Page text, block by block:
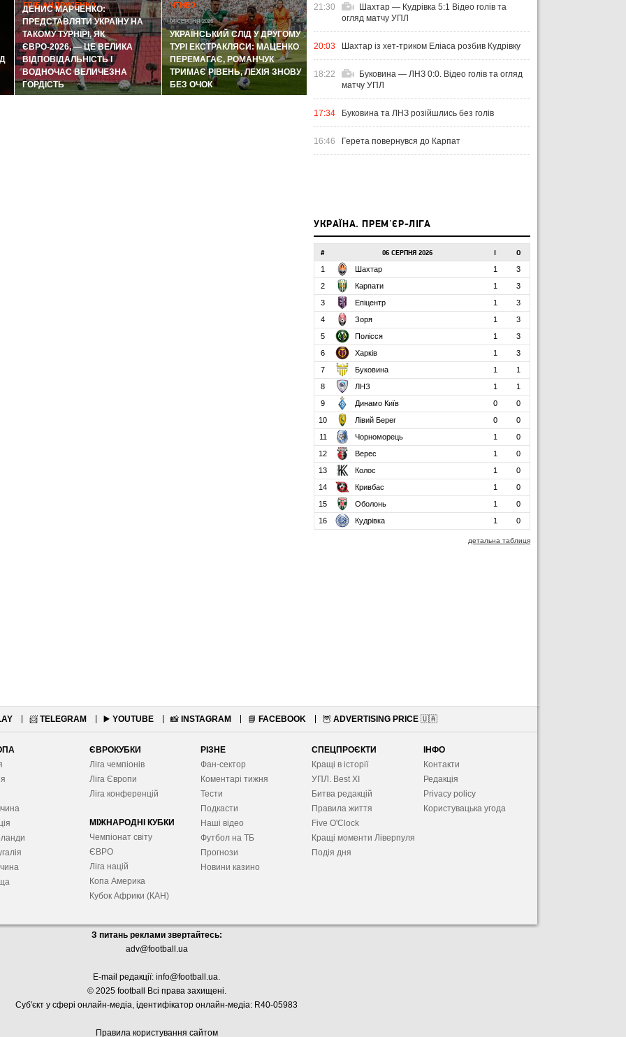
ГЛІБ АНДРУСЕНКО
ДЕНИС МАРЧЕНКО:
ПРЕДСТАВЛЯТИ УКРАЇНУ НА
ТАКОМУ ТУРНІРІ, ЯК
ЄВРО-2026, — ЦЕ ВЕЛИКА
ВІДПОВІДАЛЬНІСТЬ І
ВОДНОЧАС ВЕЛИЧЕЗНА
ГОРДІСТЬ
ЧТИВО
04 СЕРПНЯ 2026
УКРАЇНСЬКИЙ СЛІД У ДРУГОМУ
ТУРІ ЕКСТРАКЛЯСИ: МАЦЕНКО
ПЕРЕМАГАЄ, РОМАНЧУК
ТРИМАЄ РІВЕНЬ, ЛЕХІЯ ЗНОВУ
БЕЗ ОЧОК
УКРАЇНА
31 ЛИПНЯ 2026
УПЛ-2026/27. ПРЕДСТАВЛЕННЯ
КОМАНД
ЛІГА ЄВРОПИ
31 ЛИПНЯ 2026
ВІСІМ МАТЧІВ — НУЛЬ
ПЕРЕМОГ: ЯК ДИНАМО, ЛНЗ ТА
ПОЛІССЯ ВИСТУПИЛИ НА
21:30
Шахтар — Кудрівка 5:1 Відео голів та
огляд матчу УПЛ
20:03 Шахтар із хет-триком Еліаса розбив Кудрівку
18:22
Буковина — ЛНЗ 0:0. Відео голів та огляд
матчу УПЛ
17:34 Буковина та ЛНЗ розійшлись без голів
16:46 Герета повернувся до Карпат
УКРАЇНА. ПРЕМ'ЄР-ЛІГА
# 06 СЕРПНЯ 2026 О
1 Шахтар 1
3
2
Карпати 1
3
3
Епіцентр 1
3
4
Зоря 1
3
5
Полісся 1
3
6
Харків 1
3
7
Буковина 1
1
8
ЛНЗ 1
1
9
Динамо Київ 0
0
10
Лівий Берег 0
0
11
Чорноморець 1
0
12
Верес 1
0
13
Колос 1
0
14
Кривбас 1
0
15
Оболонь 1
0
16
Кудрівка 1 0
детальна таблиця
📨 TELEGRAM ▶️ YOUTUBE 📸 INSTAGRAM 📘 FACEBOOK 🦉 ADVERTISING PRICE 🇺🇦
ЄВРОКУБКИ
Ліга чемпіонів
Ліга Європи
Ліга конференцій
МІЖНАРОДНІ КУБКИ
Чемпіонат світу
ЄВРО
Ліга націй
Копа Америка
Кубок Африки (КАН)
РІЗНЕ
Фан-сектор
Коментарі тижня
Тести
Подкасти
Наші відео
Футбол на ТБ
Прогнози
Новини казино
СПЕЦПРОЄКТИ
Кращі в історії
УПЛ. Best XІ
Битва редакцій
Правила життя
Five O'Clock
Кращі моменти Ліверпуля
Подія дня
ІНФО
Контакти
Редакція
Privacy policy
Користувацька угода
З питань реклами звертайтесь:
adv@football.ua
E-mail редакції: info@football.ua.
© 2025 football Всі права захищені.
Суб'єкт у сфері онлайн-медіа, ідентифікатор онлайн-медіа: R40-05983
Правила користування сайтом